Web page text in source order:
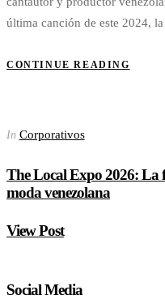
última canción de este 2024,
CONTINUE READING
In Corporativos
The Local Expo 2026: La
moda venezolana
View Post
Social Media